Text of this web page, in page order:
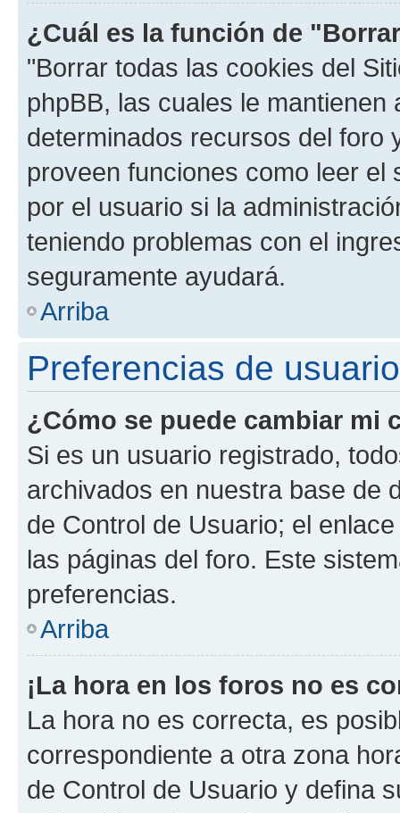
¿Cuál es la función de
"Borrar todas las cookies del
phpBB, las cuales le
determinados recursos del foro
proveen funciones como leer el
por el usuario si la
teniendo problemas con el
seguramente ayudará.
Arriba
Preferencias de
¿Cómo se puede cambiar mi
Si es un usuario registrado,
archivados en nuestra base de
de Control de Usuario; el
las páginas del foro. Este
preferencias.
Arriba
¡La hora en los foros no es
La hora no es correcta, es
correspondiente a otra zona
de Control de Usuario y defina